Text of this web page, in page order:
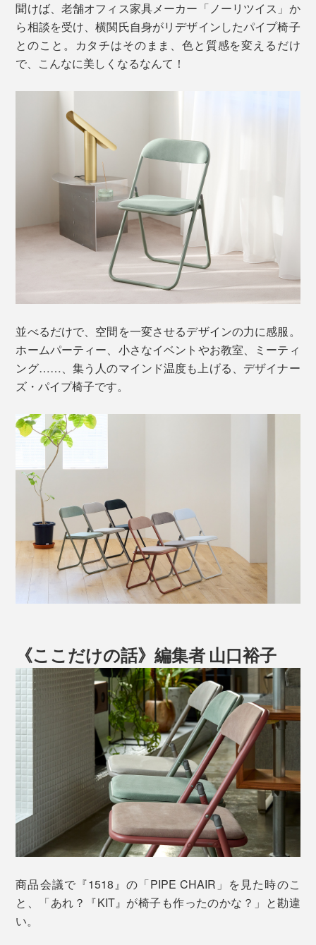
聞けば、老舗オフィス家具メーカー「ノーリツイス」か
ら相談を受け、横関氏自身がリデザインしたパイプ椅子
とのこと。カタチはそのまま、色と質感を変えるだけ
で、こんなに美しくなるなんて！
並べるだけで、空間を一変させるデザインの力に感服。
ホームパーティー、小さなイベントやお教室、ミーティ
ング……、集う人のマインド温度も上げる、デザイナー
ズ・パイプ椅子です。
《ここだけの話》編集者 山口裕子
商品会議で『1518』の「PIPE CHAIR」を見た時のこ
と、「あれ？『KIT』が椅子も作ったのかな？」と勘違
い。